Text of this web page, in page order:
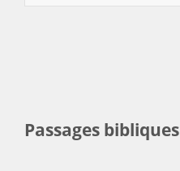
Passages bibliques